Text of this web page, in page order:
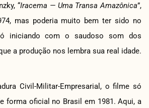
“Iracema — Uma Transa Amazônica”,
mas poderia muito bem ter sido no
iniciando com o saudoso som dos
a produção nos lembra sua real idade.
Civil-Militar-Empresarial, o filme só
forma oficial no Brasil em 1981. Aqui, a